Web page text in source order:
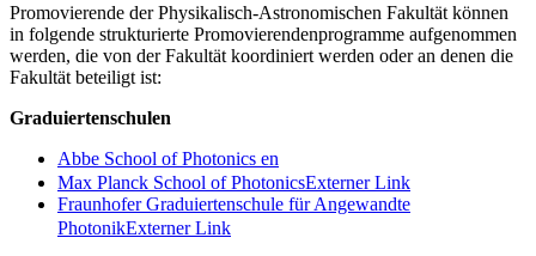
Promovierende der Physikalisch-Astronomischen Fakultät können
in folgende strukturierte Promovierendenprogramme aufgenommen
werden, die von der Fakultät koordiniert werden oder an denen die
Fakultät beteiligt ist:
Graduiertenschulen
Abbe School of Photonics en
Max Planck School of PhotonicsExterner Link
Fraunhofer Graduiertenschule für Angewandte
PhotonikExterner Link